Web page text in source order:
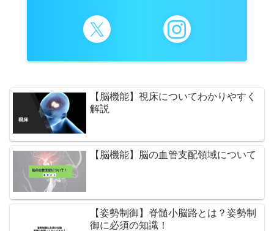
【脳機能】視床についてわかりやすく
解説
【脳機能】脳の血管支配領域について
【姿勢制御】脊髄小脳路とは？姿勢制
御に必須の知識！